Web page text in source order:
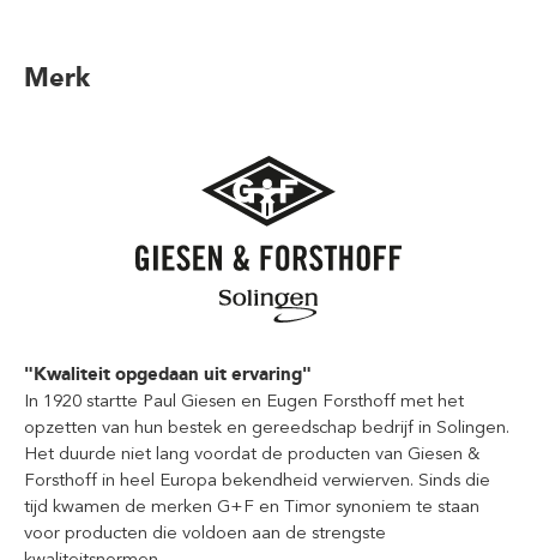
Merk
"Kwaliteit opgedaan uit ervaring"
In 1920 startte Paul Giesen en Eugen Forsthoff met het
opzetten van hun bestek en gereedschap bedrijf in Solingen.
Het duurde niet lang voordat de producten van Giesen &
Forsthoff in heel Europa bekendheid verwierven. Sinds die
tijd kwamen de merken G+F en Timor synoniem te staan
voor producten die voldoen aan de strengste